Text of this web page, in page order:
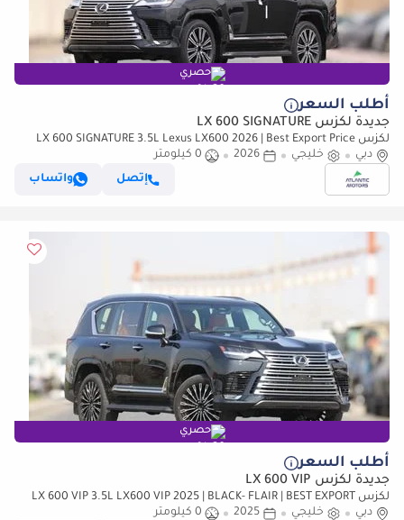
حصري
أطلب السعر
جديدة لكزس LX 600 SIGNATURE
لكزس LX 600 SIGNATURE 3.5L Lexus LX600 2026 | Best Export Price
(للتصدير فقط)
دبي خليجي 2026
0 كيلومتر
إتصل
واتساب
حصري
أطلب السعر
جديدة لكزس LX 600 VIP
لكزس LX 600 VIP 3.5L LX600 VIP 2025 | BLACK- FLAIR | BEST EXPORT
PRICE (للتصدير فقط)
دبي خليجي 2025
0 كيلومتر